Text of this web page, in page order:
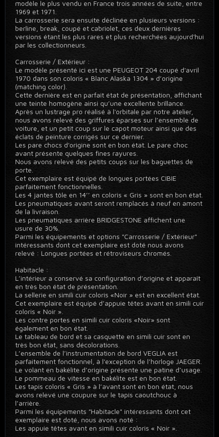
modèle le plus vendu en France trois années de suite, entre
1969 et 1971.
La carrosserie sera ensuite déclinée en plusieurs versions :
berline, break, coupé et cabriolet, ces deux dernières
versions étant les plus rares et plus recherchées aujourd'hui
par les collectionneurs.
Carrosserie / Extérieur :
Le modèle présenté ici est une PEUGEOT 204 coupé d'avril
1970 dans son coloris « Blanc Alaska 1304 » d’origine
(matching color).
Cette dernière est en parfait état de présentation, affichant
une teinte homogène ainsi qu’une excellente brillance.
Après un lustrage pro réalisé à l'orbitale par notre atelier,
nous avons relevé des griffures éparses sur l’ensemble de
voiture, et un petit coup sur le capot moteur ainsi que des
éclats de peinture corrigés sur ce dernier.
Les pare chocs d'origine sont en bon état. Le pare choc
avant présente quelques fines rayures.
Nous avons relevé des petits coups sur les baguettes de
porte.
Cet exemplaire est équipé de longues portées CIBIE
parfaitement fonctionnelles.
Les 4 jantes tôle en 14’’ en coloris « Gris » sont en bon état.
Les pneumatiques avant seront remplacés à neuf en amont
de la livraison.
Les pneumatiques arrière BRIDGESTONE affichent une
usure de 30%.
Parmi les équipements et options "Carrosserie / Extérieur"
intéressants dont cet exemplaire est doté nous avons
relevé : Longues portées et rétroviseurs chromés.
Habitacle :
L’intérieur a conservé sa configuration d’origine et apparaît
en très bon état de présentation.
La sellerie en simili cuir coloris «Noir » est en excellent état.
Cet exemplaire est équipé d’appuie têtes avant en simili cuir
coloris « Noir ».
Les contre portes en simili cuir coloris «Noir» sont
également en bon état.
Le tableau de bord et sa casquette en simili cuir sont en
très bon état, sans décolorations.
L’ensemble de l’instrumentation de bord VEGLIA est
parfaitement fonctionnel, à l'exception de l’horloge JAEGER.
Le volant en bakélite d’origine présente une patine d’usage.
Le pommeau de vitesse en bakélite est en bon état.
Les tapis coloris « Gris » à l’avant sont en bon état, nous
avons relevé une coupure sur le tapis caoutchouc à
l’arrière.
Parmi les équipements "Habitacle" intéressants dont cet
exemplaire est doté, nous avons noté :
Les appuie têtes avant en simili cuir coloris « Noir ».